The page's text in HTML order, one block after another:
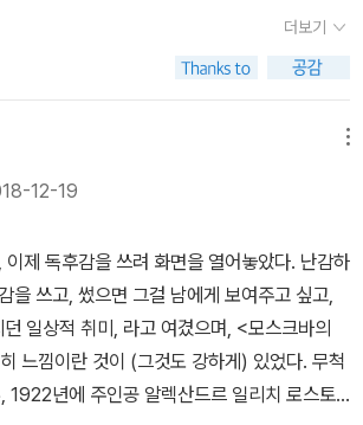
고 믿어왔다. 거울은 자기 발견의 도구이기보
경향이 있기 때문이었다.(65쪽) 이런 구절
거나 회계원일 것 같은 이 사람은, 조합의 사
는 이 사람은 일단 사람들의 관심을 받고 나
이나 미지근하고 틀에 박힌 목소리로 자신의
결함은 한 단어로 충분할 때 둘로 나누어 쓰는
니다.''저건 뭔 소리야?''뭐라고 한 거야?'ㆍㆍ
은 마땅히 존중되어야 하지만, 종의 수컷들은
데도 짝을 부여받았잖아요.'우레와 같은 박
고 확실히 한다'로 대체한다는 내용의 결의안
대다수가 발을 구르는 소리로 채탣되었다. 발
은 정치적 담론이 언제나 따분한 것만은 아닌
자는 말이다. 지금껏 주절거린 말들이 <모스
을 보며 느낀 나님의 감정들이다. 러시아 귀족
는 어떤 사건으로 M호텔에 가택 연금 처벌을
않는다면 호텔 안에서는 비교적 자유롭게
. 700쪽이 넘는 분량을 호텔 에피소드로만
숨이 막혀왔지만 예상과 다르게 재미도 있고
. 작중 배경은 1920년대부터 1950년대까지
한다. 주인공의 거처인 최고급 M호텔에는 다
내빈들이 들락날락하였고, 그들 덕분에 갇혀
흐름을 놓치지 않을 수 있었다. 분량만큼이
평에는 ‘세대교체‘에 관해서만 적어보려 한
족답게 교양, 문화, 사교, 여행 등 여러 가지를
들은 총살 당해야 마땅하나 혁명에 공헌을 한
형으로 감형, 겨우 목숨을 건진 것이다. '절대
살될 테니까.'4년 간 머물렀던 스위트룸에서 좁
백작.'인간은 자신의 환경을 지배해야 하며
지배당할 수밖에 없다'는 어린 시절 대공으
며, 그는 자신에게 닥친 새로운 삶을 의연함
귀족의 태도로 받아들인다. 이 책은 바로 이런
몸은 호텔이라는 한정된 장소에 갇혀 있지만
위를 유지하며 다양한 사람들을 만나 자신의
이야기이다. 호텔에서 제일 처음으로 사귄 어
구석구석을 탐험하고, 유명 여배우와 은밀한
이다. 본문을 다 읽지도 않았는데 읽은 것 같은
교훈을 얻었으니 앞으로 읽지 않겠다, 아주 치
쪽 정도까지 읽다가 로맹 가리 전작도전을
위에서 좀 밀렸다. 소설의 주인공은 알렉산드
프 백작이다. 시간적 배경은 1922년, 볼셰비
크바다. 모스크바 사교계에서 저명한 인사로
현재 메트로폴 호텔에 거주하고 있다. 내무
에 대한 연금형을 선고했다. 앙시앵 레짐의 일
숙청되어야 마땅한 인물이지만, 혁명 이전
영웅으로 간주될 만한 행동으로 인해 그나마
것이다. 게다가 다른 이들에게 내려진 6대 도
지 않은가. 아무리 으리으리한 호텔 생활이라
더보기
12-19
이제 독후감을 쓰려 화면을 열어놓았다. 난감하
을 쓰고, 썼으면 그걸 남에게 보여주고 싶고,
일상적 취미, 라고 여겼으며, <모스크바의
느낌이란 것이 (그것도 강하게) 있었다. 무척
1922년에 주인공 알렉산드르 일리치 로스토